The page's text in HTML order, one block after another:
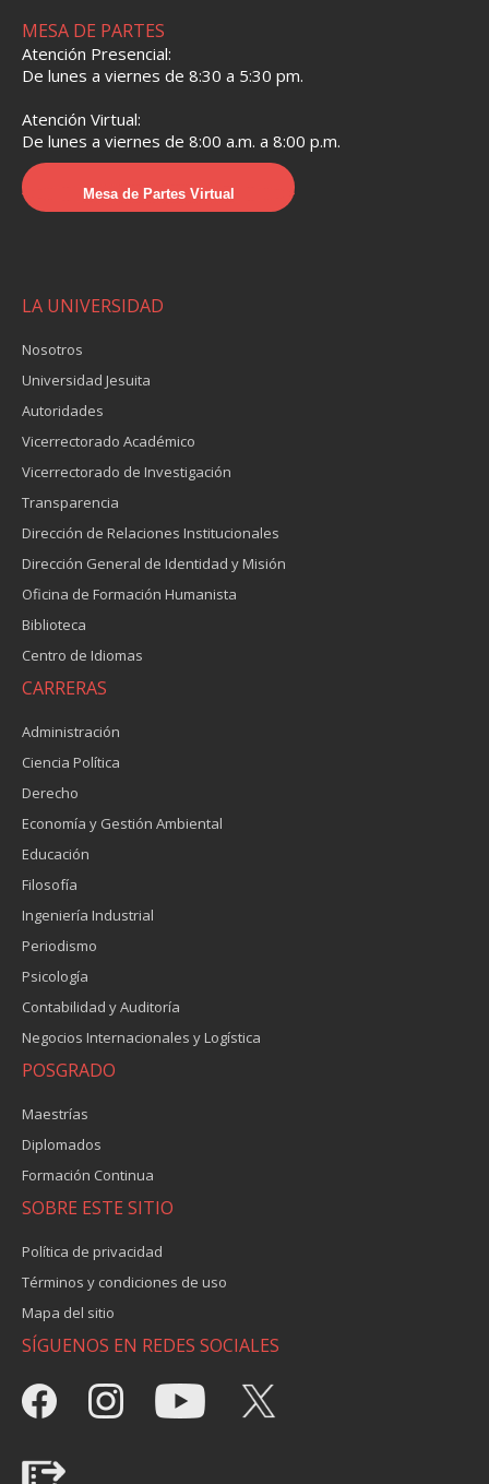
MESA DE PARTES
Atención Presencial:
De lunes a viernes de 8:30 a 5:30 pm.
Atención Virtual:
De lunes a viernes de 8:00 a.m. a 8:00 p.m.
Mesa de Partes Virtual
LA UNIVERSIDAD
Nosotros
Universidad Jesuita
Autoridades
Vicerrectorado Académico
Vicerrectorado de Investigación
Transparencia
Dirección de Relaciones Institucionales
Dirección General de Identidad y Misión
Oficina de Formación Humanista
Biblioteca
Centro de Idiomas
CARRERAS
Administración
Ciencia Política
Derecho
Economía y Gestión Ambiental
Educación
Filosofía
Ingeniería Industrial
Periodismo
Psicología
Contabilidad y Auditoría
Negocios Internacionales y Logística
POSGRADO
Maestrías
Diplomados
Formación Continua
SOBRE ESTE SITIO
Política de privacidad
Términos y condiciones de uso
Mapa del sitio
SÍGUENOS EN REDES SOCIALES